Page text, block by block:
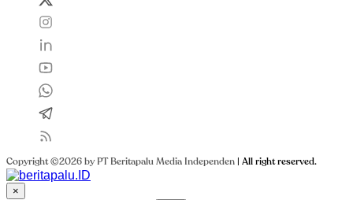
Copyright ©2026 by PT Beritapalu Media Independen All right reserved.
×